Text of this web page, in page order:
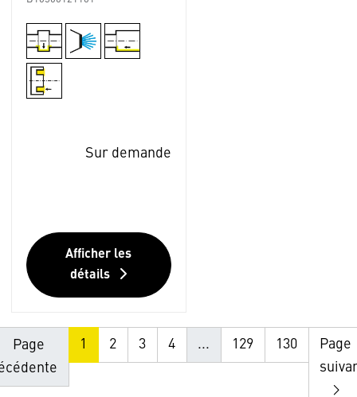
Sur demande
Afficher les
détails
Page
1 2 3 4 ... 129 130
Page